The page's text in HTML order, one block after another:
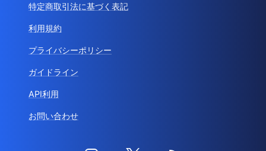
特定商取引法に基づく表記
利用規約
プライバシーポリシー
ガイドライン
API利用
お問い合わせ